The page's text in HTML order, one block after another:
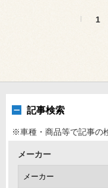
1
記事検索
※車種・商品等で記事の
メーカー